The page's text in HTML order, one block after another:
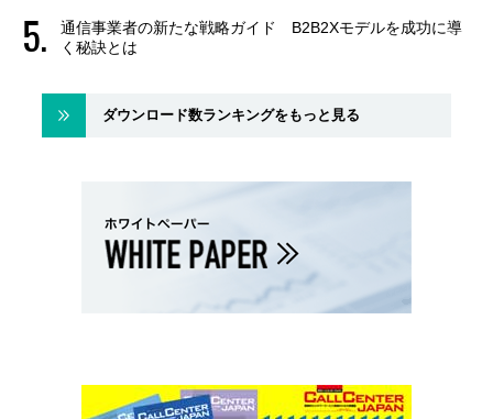
通信事業者の新たな戦略ガイド B2B2Xモデルを成功に導
く秘訣とは
ダウンロード数ランキングをもっと見る